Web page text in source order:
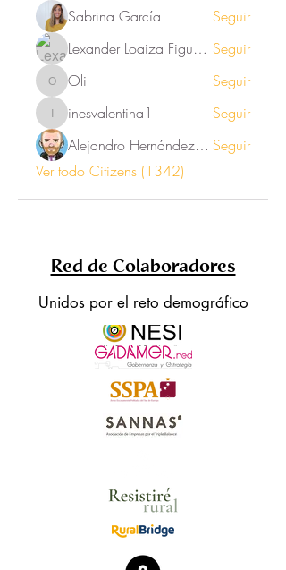
Sabrina García
Seguir
Lexander Loaiza Figueroa Seguir
Oli Oli Seguir
inesvalentina1
inesvalentina1
Seguir
Alejandro Hernández Renner Seguir
Ver todo Citizens (1342)
Red de Colaboradores
Unidos por el reto demográfico